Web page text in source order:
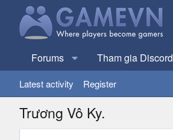
Forums Tham gia Discord
Latest activity Register
Trương Vô Ky.